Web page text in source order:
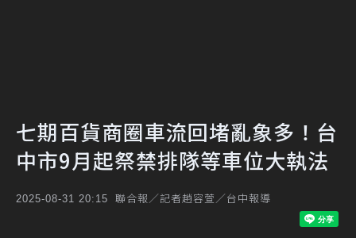
七期百貨商圈車流回堵亂象多！台
中市9月起祭禁排隊等車位大執法
2025-08-31 20:15 聯合報／記者趙容萱／台中報導